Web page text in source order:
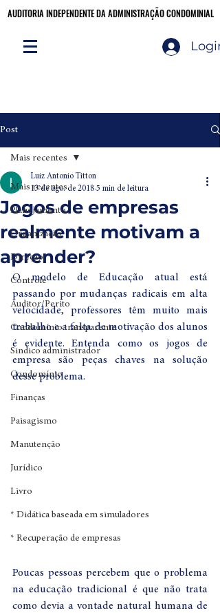
AUDITORIA INDEPENDENTE DA ADMINISTRAÇÃO CONDOMINIAL
AUDITORIA INDEPENDENTE DA ADMINISTRAÇÃO CONDOMINIAL
Login
Post
Mais recentes
Planejamento
Organização
Direção
Controle
Auditor/Perito
Condomínio transparente
Sindico administrador
Condomínio
Finanças
Paisagismo
Manutenção
Jurídico
Livro
* Didática baseada em simuladores
* Recuperação de empresas
Mais recentes
Jogos de empresas
realmente motivam a
aprender?
Luiz Antonio Titton
13 de ago. de 2018 5 min de leitura
O modelo de Educação atual está
passando por mudanças radicais em alta
velocidade, professores têm muito mais
trabalho e a falta de motivação dos alunos
é evidente. Entenda como os jogos de
empresa são peças chaves na solução
desse problema.
Poucas pessoas percebem que o problema
na educação tradicional é que não trata
como devia a vontade natural humana de